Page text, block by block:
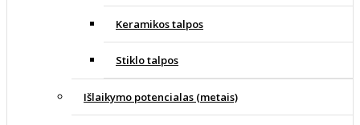
Keramikos talpos
Stiklo talpos
Išlaikymo potencialas (metais)